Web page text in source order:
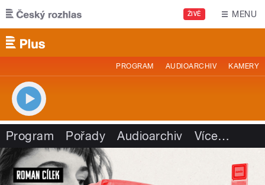
Přejít k hlavnímu obsahu
ŽIVĚ MENU
PROGRAM AUDIOARCHIV KAMERY
Program Pořady Audioarchiv Více…